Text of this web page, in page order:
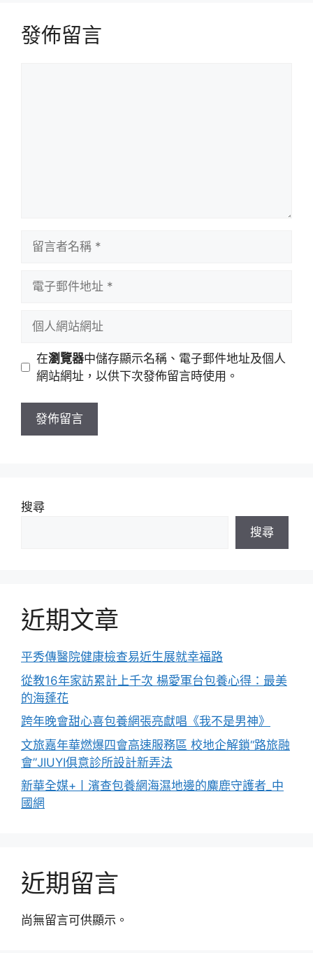
發佈留言
址
站
址
在瀏覽器中儲存顯示名稱、電子郵件地址及個人
網站網址，以供下次發佈留言時使用。
搜尋
搜尋
近期文章
平秀傳醫院健康檢查易近生展就幸福路
從教16年家訪累計上千次 楊愛軍台包養心得：最美
的海蓬花
跨年晚會甜心喜包養網張亮獻唱《我不是男神》
文旅嘉年華燃爆四會高速服務區 校地企解鎖“路旅融
會”JIUYI俱意診所設計新弄法
新華全媒+丨濱查包養網海濕地邊的麋鹿守護者_中
國網
近期留言
尚無留言可供顯示。